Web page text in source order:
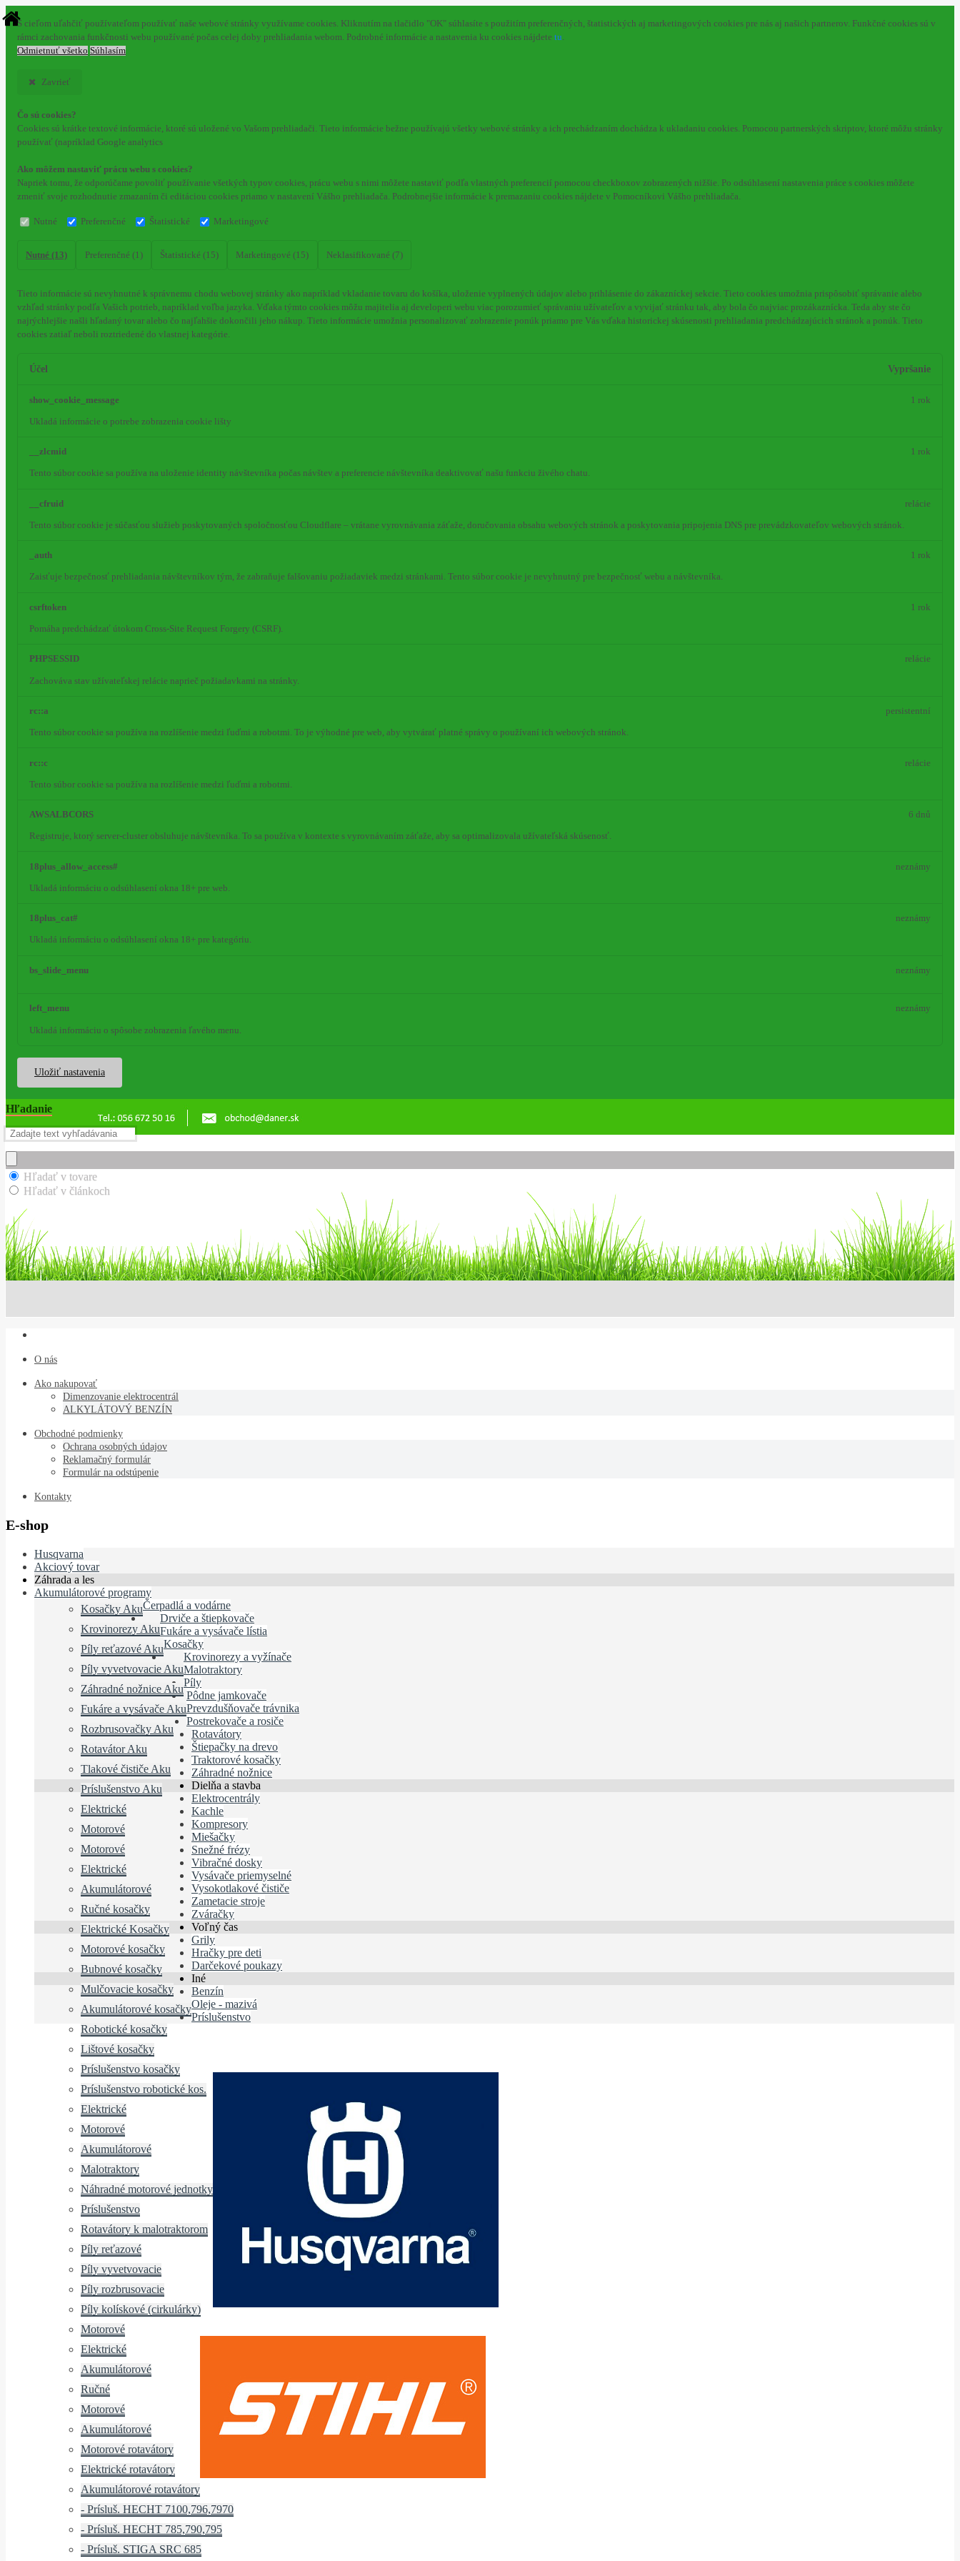
S cieľom uľahčiť používateľom používať naše webové stránky využívame cookies. Kliknutím na tlačidlo "OK" súhlasíte s použitím preferenčných, štatistických aj marketingových cookies pre nás aj našich partnerov. Funkčné cookies sú v
rámci zachovania funkčnosti webu používané počas celej doby prehliadania webom. Podrobné informácie a nastavenia ku cookies nájdete tu.
Odmietnuť všetko Súhlasím
Zavrieť
Čo sú cookies?
Cookies sú krátke textové informácie, ktoré sú uložené vo Vašom prehliadači. Tieto informácie bežne používajú všetky webové stránky a ich prechádzaním dochádza k ukladaniu cookies. Pomocou partnerských skriptov, ktoré môžu stránky
používať (napríklad Google analytics
Ako môžem nastaviť prácu webu s cookies?
Napriek tomu, že odporúčame povoliť používanie všetkých typov cookies, prácu webu s nimi môžete nastaviť podľa vlastných preferencií pomocou checkboxov zobrazených nižšie. Po odsúhlasení nastavenia práce s cookies môžete
zmeniť svoje rozhodnutie zmazaním či editáciou cookies priamo v nastavení Vášho prehliadača. Podrobnejšie informácie k premazaniu cookies nájdete v Pomocníkovi Vášho prehliadača.
Nutné Preferenčné Štatistické Marketingové
Nutné (13) Preferenčné (1) Štatistické (15) Marketingové (15) Neklasifikované (7)
Tieto informácie sú nevyhnutné k správnemu chodu webovej stránky ako napríklad vkladanie tovaru do košíka, uloženie vyplnených údajov alebo prihlásenie do zákazníckej sekcie. Tieto cookies umožnia prispôsobiť správanie alebo
vzhľad stránky podľa Vašich potrieb, napríklad voľba jazyka. Vďaka týmto cookies môžu majitelia aj developeri webu viac porozumieť správaniu užívateľov a vyvijať stránku tak, aby bola čo najviac prozákaznícka. Teda aby ste čo
najrýchlejšie našli hľadaný tovar alebo čo najľahšie dokončili jeho nákup. Tieto informácie umožnia personalizovať zobrazenie ponúk priamo pre Vás vďaka historickej skúsenosti prehliadania predchádzajúcich stránok a ponúk. Tieto
cookies zatiaľ neboli roztriedené do vlastnej kategórie.
Účel Vypršanie
show_cookie_message
Ukladá informácie o potrebe zobrazenia cookie lišty
1 rok
__zlcmid
Tento súbor cookie sa používa na uloženie identity návštevníka počas návštev a preferencie návštevníka deaktivovať našu funkciu živého chatu.
1 rok
__cfruid
Tento súbor cookie je súčasťou služieb poskytovaných spoločnosťou Cloudflare – vrátane vyrovnávania záťaže, doručovania obsahu webových stránok a poskytovania pripojenia DNS pre prevádzkovateľov webových stránok.
relácie
_auth
Zaisťuje bezpečnosť prehliadania návštevníkov tým, že zabraňuje falšovaniu požiadaviek medzi stránkami. Tento súbor cookie je nevyhnutný pre bezpečnosť webu a návštevníka.
1 rok
csrftoken
Pomáha predchádzať útokom Cross-Site Request Forgery (CSRF).
1 rok
PHPSESSID
Zachováva stav užívateľskej relácie naprieč požiadavkami na stránky.
relácie
rc::a
Tento súbor cookie sa používa na rozlíšenie medzi ľuďmi a robotmi. To je výhodné pre web, aby vytvárať platné správy o používaní ich webových stránok.
persistentní
rc::c
Tento súbor cookie sa používa na rozlíšenie medzi ľuďmi a robotmi.
relácie
AWSALBCORS
Registruje, ktorý server-cluster obsluhuje návštevníka. To sa používa v kontexte s vyrovnávaním záťaže, aby sa optimalizovala užívateľská skúsenosť.
6 dnů
18plus_allow_access#
Ukladá informáciu o odsúhlasení okna 18+ pre web.
neznámy
18plus_cat#
Ukladá informáciu o odsúhlasení okna 18+ pre kategóriu.
neznámy
bs_slide_menu neznámy
left_menu
Ukladá informáciu o spôsobe zobrazenia ľavého menu.
neznámy
Uložiť nastavenia
Hľadanie
Hľadať v tovare
Hľadať v článkoch
O nás
Ako nakupovať
Dimenzovanie elektrocentrál
ALKYLÁTOVÝ BENZÍN
Obchodné podmienky
Ochrana osobných údajov
Reklamačný formulár
Formulár na odstúpenie
Kontakty
E-shop
Husqvarna
Akciový tovar
Záhrada a les
Akumulátorové programy
Kosačky Aku
Krovinorezy Aku
Píly reťazové Aku
Píly vyvetvovacie Aku
Záhradné nožnice Aku
Fukáre a vysávače Aku
Rozbrusovačky Aku
Rotavátor Aku
Tlakové čističe Aku
Príslušenstvo Aku
Čerpadlá a vodárne
Drviče a štiepkovače
Elektrické
Motorové
Fukáre a vysávače lístia
Motorové
Elektrické
Akumulátorové
Kosačky
Ručné kosačky
Elektrické Kosačky
Motorové kosačky
Bubnové kosačky
Mulčovacie kosačky
Akumulátorové kosačky
Robotické kosačky
Lištové kosačky
Príslušenstvo kosačky
Príslušenstvo robotické kos.
Krovinorezy a vyžínače
Elektrické
Motorové
Akumulátorové
Malotraktory
Malotraktory
Náhradné motorové jednotky
Príslušenstvo
Rotavátory k malotraktorom
Píly
Píly reťazové
Píly vyvetvovacie
Píly rozbrusovacie
Píly kolískové (cirkulárky)
Pôdne jamkovače
Prevzdušňovače trávnika
Motorové
Elektrické
Akumulátorové
Postrekovače a rosiče
Ručné
Motorové
Akumulátorové
Rotavátory
Motorové rotavátory
Elektrické rotavátory
Akumulátorové rotavátory
- Prísluš. HECHT 7100,796,7970
- Prísluš. HECHT 785,790,795
- Prísluš. STIGA SRC 685
Štiepačky na drevo
Traktorové kosačky
Záhradné nožnice
Dielňa a stavba
Elektrocentrály
Kachle
Kompresory
Miešačky
Snežné frézy
Vibračné dosky
Vysávače priemyselné
Vysokotlakové čističe
Zametacie stroje
Zváračky
Voľný čas
Grily
Hračky pre deti
Darčekové poukazy
Iné
Benzín
Oleje - mazivá
Príslušenstvo